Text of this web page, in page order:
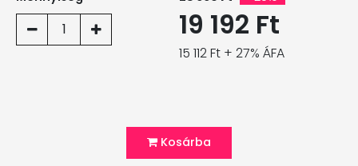
1 19 192 Ft
15 112 Ft + 27% ÁFA
Kosárba